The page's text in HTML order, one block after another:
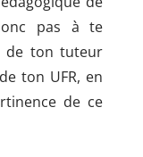
pas à te
de ton tuteur
ton UFR, en
de ce